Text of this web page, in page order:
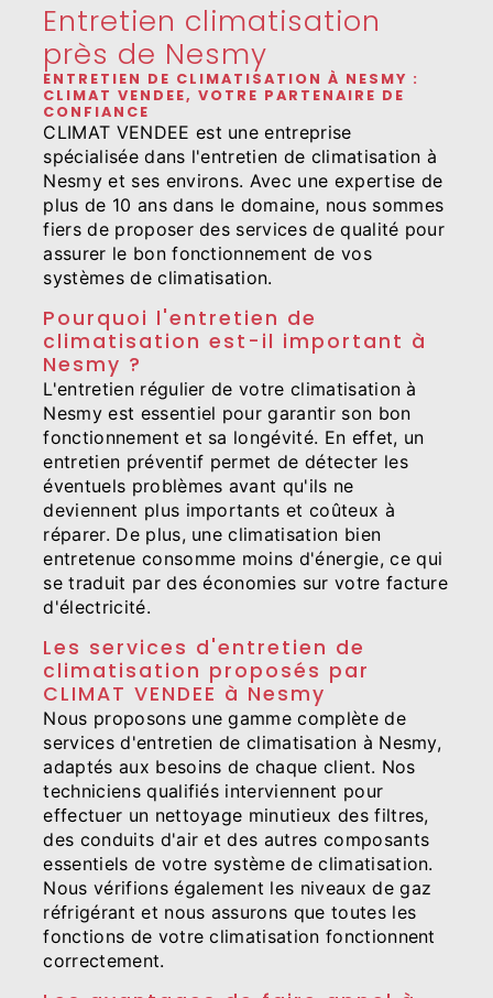
Entretien climatisation
près de Nesmy
ENTRETIEN DE CLIMATISATION À NESMY :
CLIMAT VENDEE, VOTRE PARTENAIRE DE
CONFIANCE
CLIMAT VENDEE est une entreprise
spécialisée dans l'entretien de climatisation à
Nesmy et ses environs. Avec une expertise de
plus de 10 ans dans le domaine, nous sommes
fiers de proposer des services de qualité pour
assurer le bon fonctionnement de vos
systèmes de climatisation.
Pourquoi l'entretien de
climatisation est-il important à
Nesmy ?
L'entretien régulier de votre climatisation à
Nesmy est essentiel pour garantir son bon
fonctionnement et sa longévité. En effet, un
entretien préventif permet de détecter les
éventuels problèmes avant qu'ils ne
deviennent plus importants et coûteux à
réparer. De plus, une climatisation bien
entretenue consomme moins d'énergie, ce qui
se traduit par des économies sur votre facture
d'électricité.
Les services d'entretien de
climatisation proposés par
CLIMAT VENDEE à Nesmy
Nous proposons une gamme complète de
services d'entretien de climatisation à Nesmy,
adaptés aux besoins de chaque client. Nos
techniciens qualifiés interviennent pour
effectuer un nettoyage minutieux des filtres,
des conduits d'air et des autres composants
essentiels de votre système de climatisation.
Nous vérifions également les niveaux de gaz
réfrigérant et nous assurons que toutes les
fonctions de votre climatisation fonctionnent
correctement.